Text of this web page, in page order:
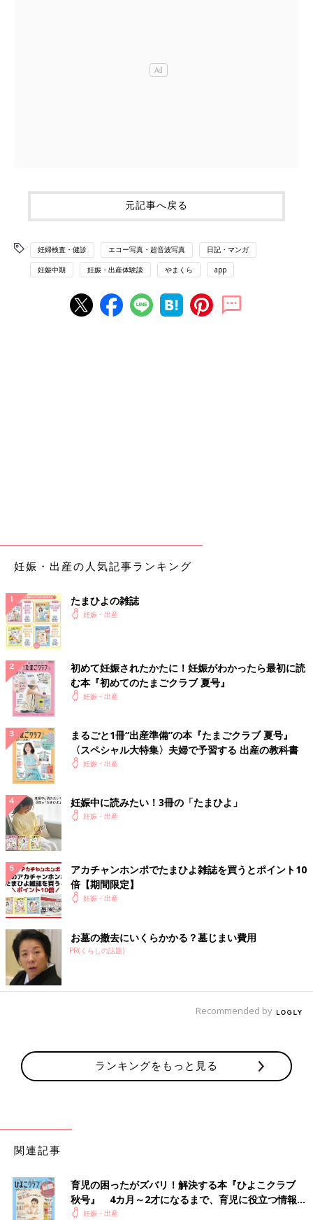
元記事へ戻る
妊婦検査・健診 エコー写真・超音波写真 日記・マンガ
妊娠中期 妊娠・出産体験談 やまくら app
妊娠・出産の人気記事ランキング
たまひよの雑誌
妊娠・出産
初めて妊娠されたかたに！妊娠がわかったら最初に読
む本『初めてのたまごクラブ 夏号』
妊娠・出産
まるごと1冊“出産準備”の本『たまごクラブ 夏号』
〈スペシャル大特集〉夫婦で予習する 出産の教科書
妊娠・出産
妊娠中に読みたい！3冊の「たまひよ」
妊娠・出産
アカチャンホンポでたまひよ雑誌を買うとポイント10
倍【期間限定】
妊娠・出産
お墓の撤去にいくらかかる？墓じまい費用
PR(くらしの話題)
Recommended by
ランキングをもっと見る
関連記事
育児の困ったがズバリ！解決する本『ひよこクラブ
秋号』 4カ月～2才になるまで、育児に役立つ情報が
いっぱい！
妊娠・出産